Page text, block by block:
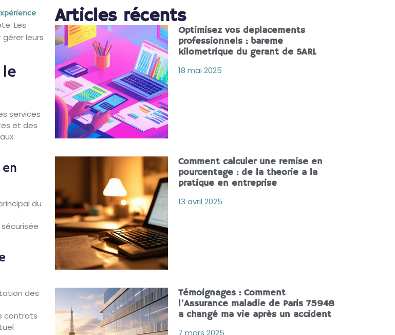
Les
leurs
services
et des
du
des
contrats
Articles récents
Optimisez vos deplacements
professionnels : bareme
kilometrique du gerant de SARL
18 mai 2025
Comment calculer une remise en
pourcentage : de la theorie a la
pratique en entreprise
13 avril 2025
Témoignages : Comment
l’Assurance maladie de Paris 75948
a changé ma vie après un accident
7 mars 2025